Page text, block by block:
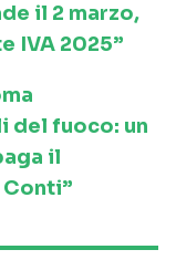
il 2 marzo,
IVA 2025”
del fuoco: un
il